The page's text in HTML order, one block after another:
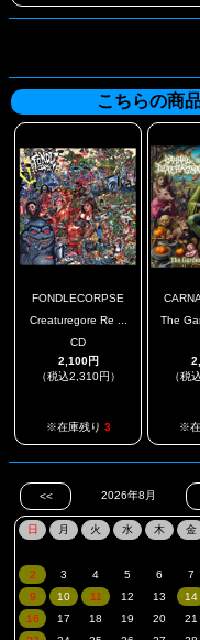
こちらの商
FONDLECORPSE
Creaturegore Re ...
CD
2,100円
（税込2,310円）
※在庫残り 3
The
（税
※在